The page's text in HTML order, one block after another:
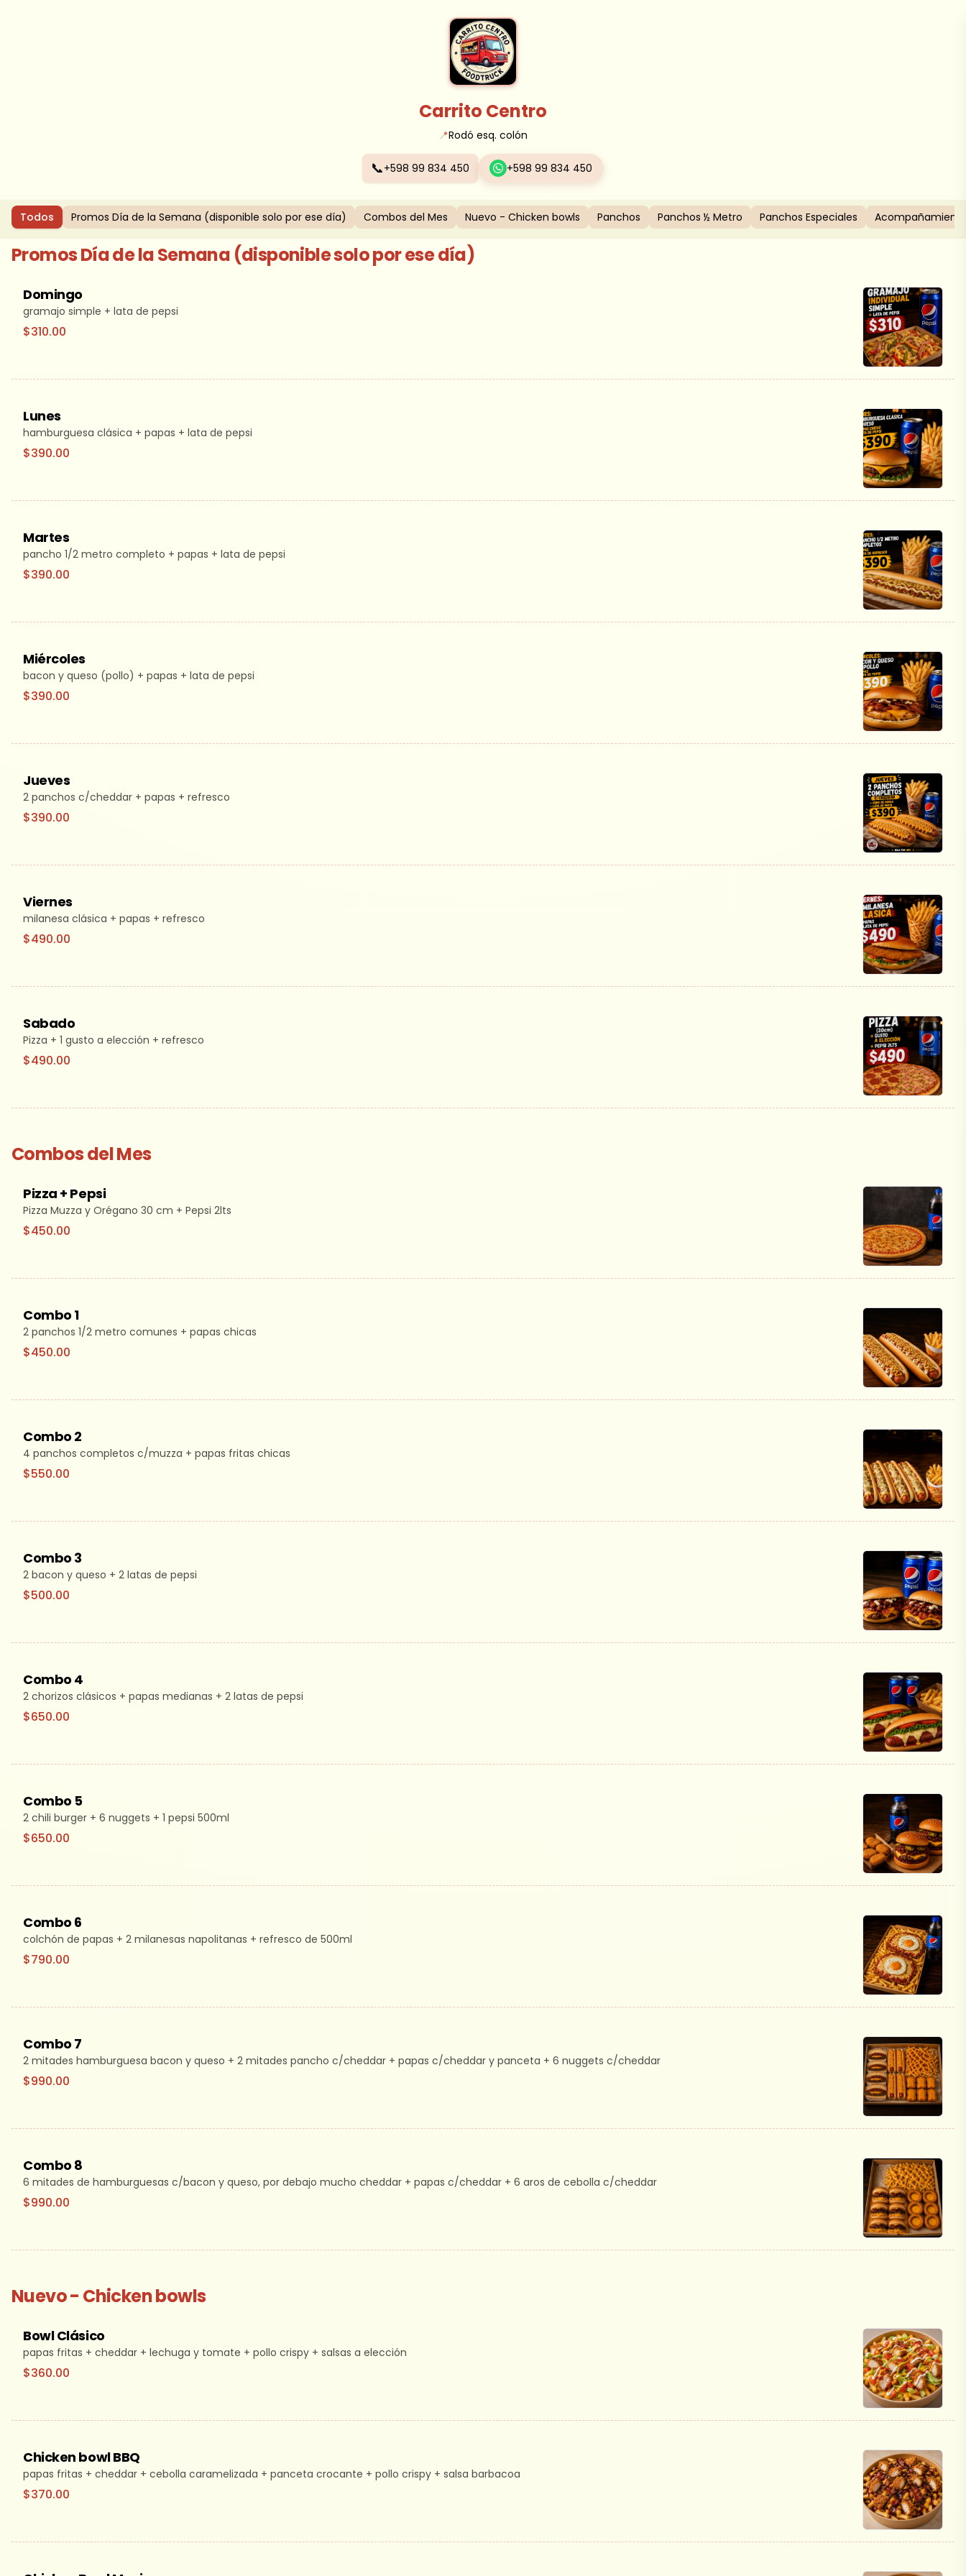
Carrito Centro
📍Rodó esq. colón
📞+598 99 834 450 +598 99 834 450
Todos Promos Día de la Semana (disponible solo por ese día) Combos del Mes Nuevo - Chicken bowls Panchos Panchos ½ Metro Panchos Especiales
Promos Día de la Semana (disponible solo por ese día)
Domingo
gramajo simple + lata de pepsi
$310.00
Lunes
hamburguesa clásica + papas + lata de pepsi
$390.00
Martes
pancho 1/2 metro completo + papas + lata de pepsi
$390.00
Miércoles
bacon y queso (pollo) + papas + lata de pepsi
$390.00
Jueves
2 panchos c/cheddar + papas + refresco
$390.00
Viernes
milanesa clásica + papas + refresco
$490.00
Sabado
Pizza + 1 gusto a elección + refresco
$490.00
Combos del Mes
Pizza + Pepsi
Pizza Muzza y Orégano 30 cm + Pepsi 2lts
$450.00
Combo 1
2 panchos 1/2 metro comunes + papas chicas
$450.00
Combo 2
4 panchos completos c/muzza + papas fritas chicas
$550.00
Combo 3
2 bacon y queso + 2 latas de pepsi
$500.00
Combo 4
2 chorizos clásicos + papas medianas + 2 latas de pepsi
$650.00
Combo 5
2 chili burger + 6 nuggets + 1 pepsi 500ml
$650.00
Combo 6
colchón de papas + 2 milanesas napolitanas + refresco de 500ml
$790.00
Combo 7
2 mitades hamburguesa bacon y queso + 2 mitades pancho c/cheddar + papas c/cheddar y panceta + 6 nuggets c/cheddar
$990.00
Combo 8
6 mitades de hamburguesas c/bacon y queso, por debajo mucho cheddar + papas c/cheddar + 6 aros de cebolla c/cheddar
$990.00
Nuevo - Chicken bowls
Bowl Clásico
papas fritas + cheddar + lechuga y tomate + pollo crispy + salsas a elección
$360.00
Chicken bowl BBQ
papas fritas + cheddar + cebolla caramelizada + panceta crocante + pollo crispy + salsa barbacoa
$370.00